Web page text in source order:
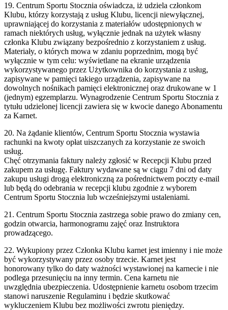
19. Centrum Sportu Stocznia oświadcza, iż udziela członkom
Klubu, którzy korzystają z usług Klubu, licencji niewyłącznej,
uprawniającej do korzystania z materiałów udostępnionych w
ramach niektórych usług, wyłącznie jednak na użytek własny
członka Klubu związany bezpośrednio z korzystaniem z usług.
Materiały, o których mowa w zdaniu poprzednim, mogą być
wyłącznie w tym celu: wyświetlane na ekranie urządzenia
wykorzystywanego przez Użytkownika do korzystania z usług,
zapisywane w pamięci takiego urządzenia, zapisywane na
dowolnych nośnikach pamięci elektronicznej oraz drukowane w 1
(jednym) egzemplarzu. Wynagrodzenie Centrum Sportu Stocznia z
tytułu udzielonej licencji zawiera się w kwocie danego Abonamentu
za Karnet.
20. Na żądanie klientów, Centrum Sportu Stocznia wystawia
rachunki na kwoty opłat uiszczanych za korzystanie ze swoich
usług.
Chęć otrzymania faktury należy zgłosić w Recepcji Klubu przed
zakupem za usługę. Faktury wydawane są w ciągu 7 dni od daty
zakupu usługi drogą elektroniczną za pośrednictwem poczty e-mail
lub będą do odebrania w recepcji klubu zgodnie z wyborem
Centrum Sportu Stocznia lub wcześniejszymi ustaleniami.
21. Centrum Sportu Stocznia zastrzega sobie prawo do zmiany cen,
godzin otwarcia, harmonogramu zajęć oraz Instruktora
prowadzącego.
22. Wykupiony przez Członka Klubu karnet jest imienny i nie może
być wykorzystywany przez osoby trzecie. Karnet jest
honorowany tylko do daty ważności wystawionej na karnecie i nie
podlega przesunięciu na inny termin. Cena karnetu nie
uwzględnia ubezpieczenia. Udostępnienie karnetu osobom trzecim
stanowi naruszenie Regulaminu i będzie skutkować
wykluczeniem Klubu bez możliwości zwrotu pieniędzy.